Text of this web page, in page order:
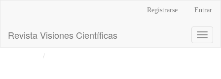
principal
Barra
Registrarse Entrar
Revista Visiones Científicas